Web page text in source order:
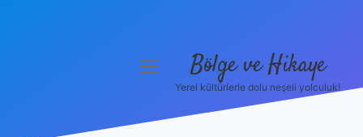
menüyü
Bölge ve Hikaye
Yerel kültürlerle dolu neşeli yolculuk!